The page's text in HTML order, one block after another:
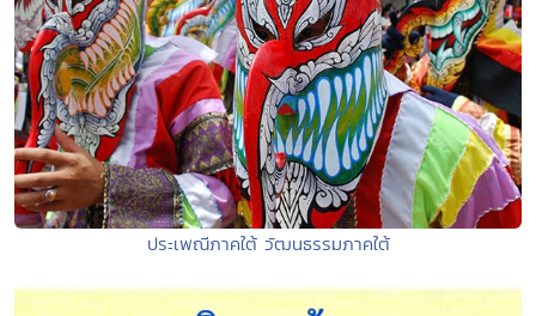
ประเพณีภาคใต้ วัฒนธรรมภาคใต้